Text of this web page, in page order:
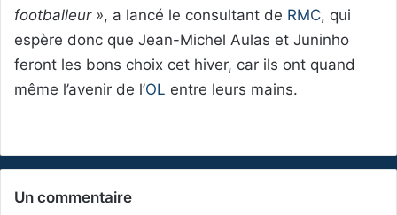
footballeur », a lancé le consultant de RMC, qui
espère donc que Jean-Michel Aulas et Juninho
feront les bons choix cet hiver, car ils ont quand
même l’avenir de l’OL entre leurs mains.
Un commentaire